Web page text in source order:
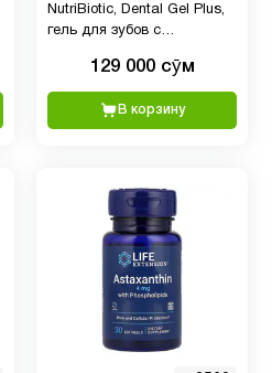
NutriBiotic, Dental Gel Plus,
гель для зубов с
грушанка, 128 г
129 000 сӯм
В корзину